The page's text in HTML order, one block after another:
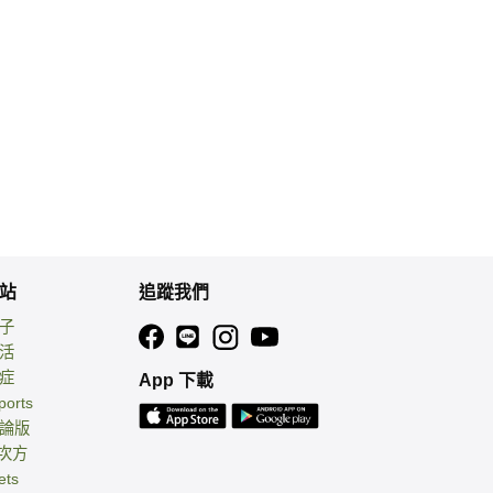
版
方
追蹤我們
App 下載